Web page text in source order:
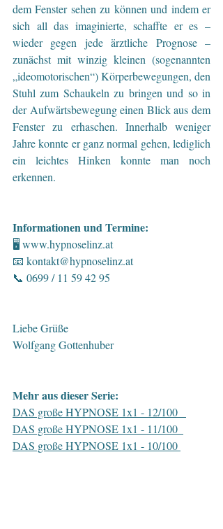
dem Fenster sehen zu können und indem er
sich all das imaginierte, schaffte er es –
wieder gegen jede ärztliche Prognose –
zunächst mit winzig kleinen (sogenannten
„ideomotorischen“) Körperbewegungen, den
Stuhl zum Schaukeln zu bringen und so in
der Aufwärtsbewegung einen Blick aus dem
Fenster zu erhaschen. Innerhalb weniger
Jahre konnte er ganz normal gehen, lediglich
ein leichtes Hinken konnte man noch
erkennen.
Informationen und Termine:
🖥 www.hypnoselinz.at
📧 kontakt@hypnoselinz.at
📞 0699 / 11 59 42 95
Liebe Grüße
Wolfgang Gottenhuber
Mehr aus dieser Serie:
DAS große HYPNOSE 1x1 - 12/100
DAS große HYPNOSE 1x1 - 11/100
DAS große HYPNOSE 1x1 - 10/100